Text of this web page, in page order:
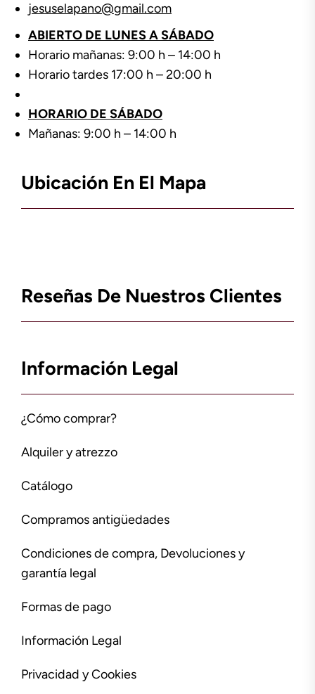
jesuselapano@gmail.com
ABIERTO DE LUNES A SÁBADO
Horario mañanas: 9:00 h – 14:00 h
Horario tardes 17:00 h – 20:00 h
HORARIO DE SÁBADO
Mañanas: 9:00 h – 14:00 h
Ubicación En El Mapa
Reseñas De Nuestros Clientes
Información Legal
¿Cómo comprar?
Alquiler y atrezzo
Catálogo
Compramos antigüedades
Condiciones de compra, Devoluciones y
garantía legal
Formas de pago
Información Legal
Privacidad y Cookies